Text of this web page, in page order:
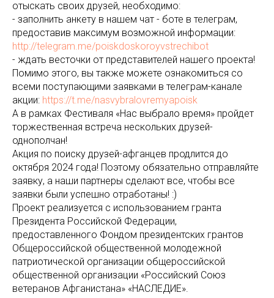
отыскать своих друзей, необходимо:
- заполнить анкету в нашем чат - боте в телеграм,
предоставив максимум возможной информации:
http://telegram.me/poiskdoskoroyvstrechibot
- ждать весточки от представителей нашего проекта!
Помимо этого, вы также можете ознакомиться со
всеми поступающими заявками в телеграм-канале
акции: https://t.me/nasvybralovremyapoisk
А в рамках Фестиваля «Нас выбрало время» пройдет
торжественная встреча нескольких друзей-
однополчан!
Акция по поиску друзей-афганцев продлится до
октября 2024 года! Поэтому обязательно отправляйте
заявку, а наши партнеры сделают все, чтобы все
заявки были успешно отработаны! :)
Проект реализуется с использованием гранта
Президента Российской Федерации,
предоставленного Фондом президентских грантов
Общероссийской общественной молодежной
патриотической организации общероссийской
общественной организации «Российский Союз
ветеранов Афганистана» «НАСЛЕДИЕ».